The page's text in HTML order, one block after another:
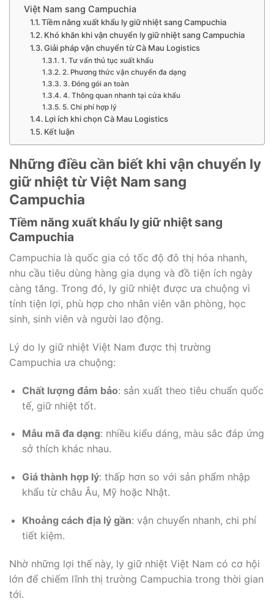
Việt Nam sang Campuchia
Tiềm năng xuất khẩu ly giữ nhiệt sang Campuchia
Khó khăn khi vận chuyển ly giữ nhiệt sang Campuchia
Giải pháp vận chuyển từ Cà Mau Logistics
1. Tư vấn thủ tục xuất khẩu
2. Phương thức vận chuyển đa dạng
3. Đóng gói an toàn
4. Thông quan nhanh tại cửa khẩu
5. Chi phí hợp lý
Lợi ích khi chọn Cà Mau Logistics
Kết luận
Những điều cần biết khi vận chuyển ly
giữ nhiệt từ Việt Nam sang
Campuchia
Tiềm năng xuất khẩu ly giữ nhiệt sang
Campuchia
Campuchia là quốc gia có tốc độ đô thị hóa nhanh,
nhu cầu tiêu dùng hàng gia dụng và đồ tiện ích ngày
càng tăng. Trong đó, ly giữ nhiệt được ưa chuộng vì
tính tiện lợi, phù hợp cho nhân viên văn phòng, học
sinh, sinh viên và người lao động.
Lý do ly giữ nhiệt Việt Nam được thị trường
Campuchia ưa chuộng:
Chất lượng đảm bảo: sản xuất theo tiêu chuẩn quốc
tế, giữ nhiệt tốt.
Mẫu mã đa dạng: nhiều kiểu dáng, màu sắc đáp ứng
sở thích khác nhau.
Giá thành hợp lý: thấp hơn so với sản phẩm nhập
khẩu từ châu Âu, Mỹ hoặc Nhật.
Khoảng cách địa lý gần: vận chuyển nhanh, chi phí
tiết kiệm.
Nhờ những lợi thế này, ly giữ nhiệt Việt Nam có cơ hội
lớn để chiếm lĩnh thị trường Campuchia trong thời gian
tới.